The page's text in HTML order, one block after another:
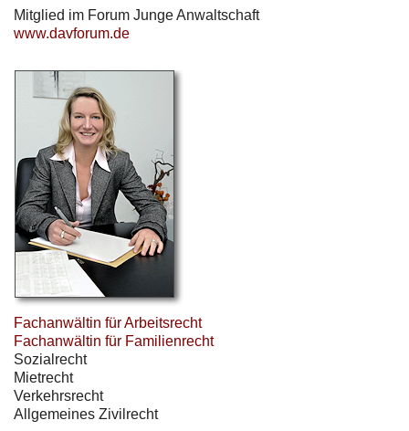
Mitglied im Forum Junge Anwaltschaft
www.davforum.de
Fachanwältin für Arbeitsrecht
Fachanwältin für Familienrecht
Sozialrecht
Mietrecht
Verkehrsrecht
Allgemeines Zivilrecht